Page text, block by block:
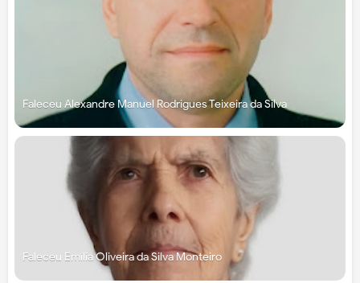
Faleceu Alexandre Manuel Rodrigues Teixeira da Silva
Faleceu Emília Oliveira da Silva Monteiro